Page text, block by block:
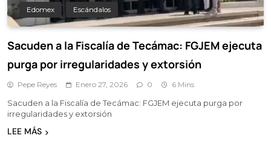
Edomex Escándalos
Sacuden a la Fiscalía de Tecámac: FGJEM ejecuta
purga por irregularidades y extorsión
Pepe Reyes Enero 27, 2026 0 6 Mins
Sacuden a la Fiscalía de Tecámac: FGJEM ejecuta purga por
irregularidades y extorsión
LEE MÁS